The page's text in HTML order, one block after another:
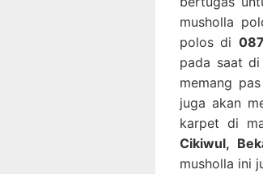
musholla
polos di
pada saat
memang
juga akan
karpet di
Cikiwul,
musholla ini